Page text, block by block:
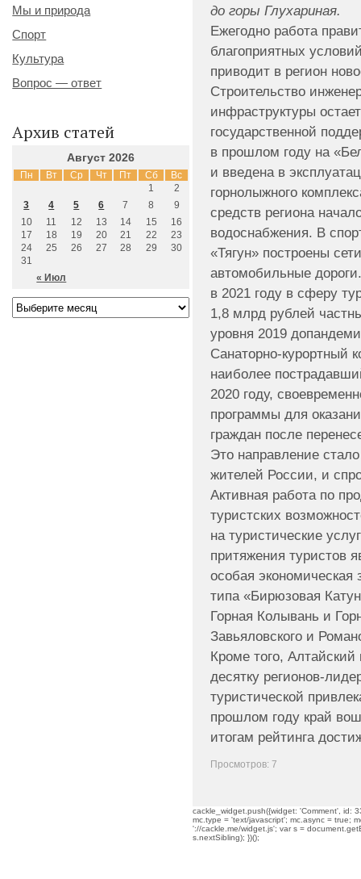
до горы Глухариная.
Ежегодно работа
благоприятных
приводит в регион
Строительство
инфраструктуры
государственной
в прошлом году на
и введена в
горнолыжного
средств региона
водоснабжения. В
«Тягун» построены
автомобильные
в 2021 году в сферу
1,8 млрд рублей
уровня 2019
Санаторно-курортный
наиболее
2020 году,
программы для
граждан после
Это направление
жителей России, и
Активная работа по
туристских
на туристические
притяжения туристов
особая экономическая
типа «Бирюзовая
Горная Колывань и
Завьяловского и
Кроме того,
десятку регионов-
туристической
прошлом году край
итогам рейтинга
Просмотров: 7
cackle_widget.push({widget: 'Comment', id:
mc.type = 'text/javascript'; mc.async = true;
'://cackle.me/widget.js'; var s =
s.nextSibling); })();
Мы и природа
Спорт
Культура
Вопрос — ответ
Архив статей
Август 2026
Пн Вт Ср Чт Пт Сб Вс
« Июл
1
2
3
4 5 6 7 8
9
10
11 12 13 14 15
16
17
18 19 20 21 22
23
24
25 26 27 28 29
30
31